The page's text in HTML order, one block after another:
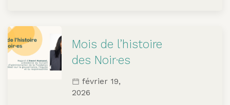
Mois de l’histoire
des Noir·es
février 19,
2026